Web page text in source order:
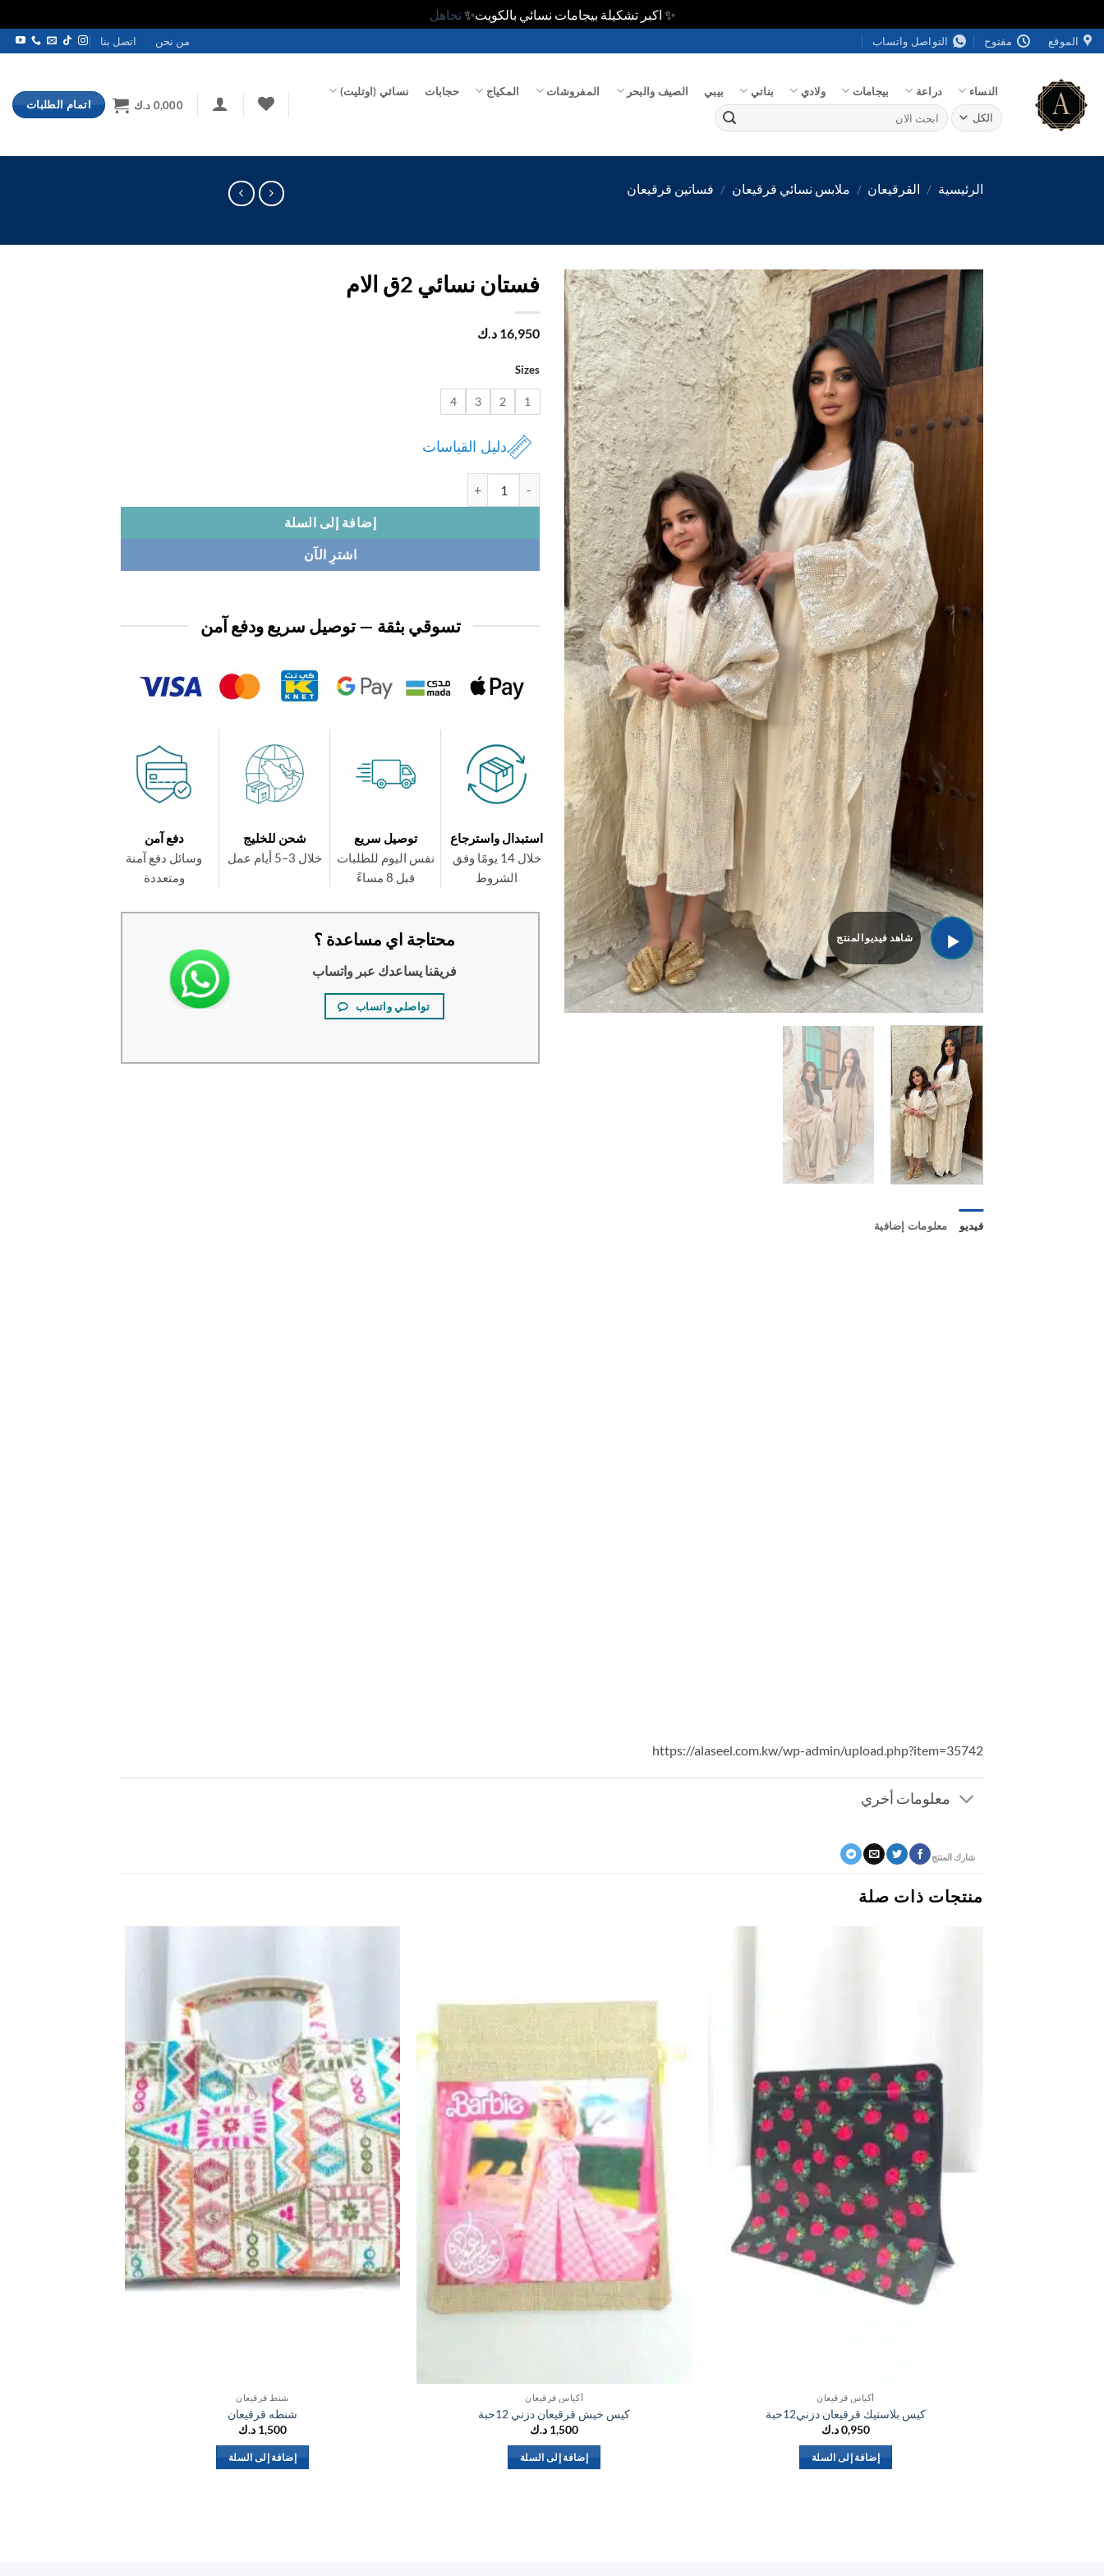
✨ اكبر تشكيلة بيجامات نسائي بالكويت✨تجاهل
تخطي
للمحتوى
الموقع مفتوح التواصل واتساب من نحن اتصل بنا
النساء دراعة بيجامات ولادي بناتي بيبي الصيف والبحر المفروشات المكياج حجابات نسائي (اوتليت)
البحث
عن:
0,000 د.ك اتمام الطلبات
الرئيسية / القرقيعان / ملابس نسائي قرقيعان / فساتين قرقيعان
اضف
الي
المفضلة
فستان نسائي 2ق الام
16,950 د.ك
Sizes
1
2
3
4
دليل القياسات
إضافة إلى السلة
اشترِ الآن
تسوقي بثقة — توصيل سريع ودفع آمن
استبدال واسترجاع
خلال 14 يومًا وفق
الشروط
توصيل سريع
نفس اليوم للطلبات
قبل 8 مساءً
شحن للخليج
خلال 3–5 أيام عمل
دفع آمن
وسائل دفع آمنة
ومتعددة
محتاجة اي مساعدة ؟
فريقنا يساعدك عبر واتساب
تواصلي واتساب
فيديو معلومات إضافية
https://alaseel.com.kw/wp-admin/upload.php?item=35742
معلومات أخري
شارك المنتج
منتجات ذات صلة
أكياس قرقيعان
كيس بلاستيك قرقيعان دزني12حبة
0,950د.ك
إضافة إلى السلة
أكياس قرقيعان
كيس خيش قرقيعان دزني 12حبة
1,500 د.ك
إضافة إلى السلة
شنط قرقيعان
شنطه قرقيعان
1,500 د.ك
إضافة إلى السلة